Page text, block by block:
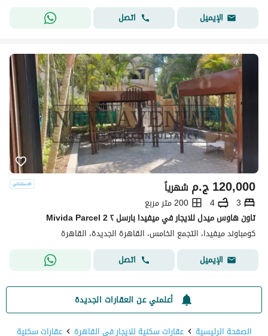
الإيميل
اتصل
ج.م120,000 شهرياً
3
4
200 متر مربع
تاون هاوس ميدل للايجار في ميفيدا بارسل ٢ Mivida Parcel 2
كومباوند ميفيدا، التجمع الخامس، القاهرة الجديدة، القاهرة
الإيميل
اتصل
أعلمني عن العقارات الجديدة
الصفحة الرئيسية
عقارات سكنية للايجار في القاهرة عقارات سكنية